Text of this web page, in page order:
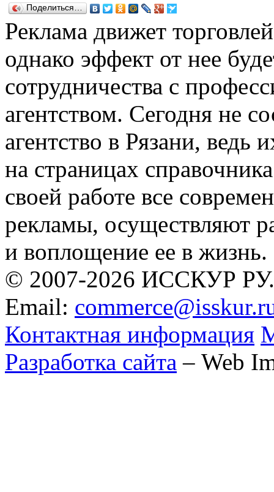
Поделиться…
Реклама движет
однако эффект от нее
сотрудничества с
агентством. Сегодня не
агентство в Рязани, ведь
на страницах
своей работе все
рекламы, осуществляют
и воплощение ее в жизнь.
© 2007-2026 ИССКУР РУ.
Email:
Контактная информация
Разработка сайта – Web